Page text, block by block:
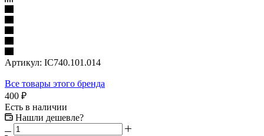
Артикул: IC740.101.014
Все товары этого бренда
400 ₽
Есть в наличии
Нашли дешевле?